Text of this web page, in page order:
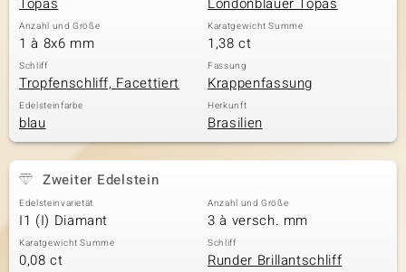
Anzahl und Größe
1 à 8x6 mm
Karatgewicht Summe
1,38 ct
Schliff
Tropfenschliff, Facettiert
Fassung
Krappenfassung
Edelsteinfarbe
blau
Herkunft
Brasilien
Zweiter Edelstein
Edelsteinvarietät
I1 (I) Diamant
Anzahl und Größe
3 à versch. mm
Karatgewicht Summe
0,08 ct
Schliff
Runder Brillantschliff